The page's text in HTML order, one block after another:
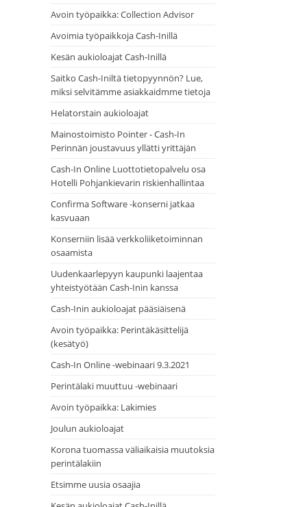
Avoin työpaikka: Collection Advisor
Avoimia työpaikkoja Cash-Inillä
Kesän aukioloajat Cash-Inillä
Saitko Cash-Iniltä tietopyynnön? Lue,
miksi selvitämme asiakkaidmme tietoja
Helatorstain aukioloajat
Mainostoimisto Pointer - Cash-In
Perinnän joustavuus yllätti yrittäjän
Cash-In Online Luottotietopalvelu osa
Hotelli Pohjankievarin riskienhallintaa
Confirma Software -konserni jatkaa
kasvuaan
Konserniin lisää verkkoliiketoiminnan
osaamista
Uudenkaarlepyyn kaupunki laajentaa
yhteistyötään Cash-Inin kanssa
Cash-Inin aukioloajat pääsiäisenä
Avoin työpaikka: Perintäkäsittelijä
(kesätyö)
Cash-In Online -webinaari 9.3.2021
Perintälaki muuttuu -webinaari
Avoin työpaikka: Lakimies
Joulun aukioloajat
Korona tuomassa väliaikaisia muutoksia
perintälakiin
Etsimme uusia osaajia